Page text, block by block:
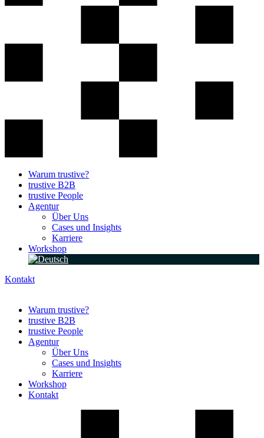
Warum trustive?
trustive B2B
trustive People
Agentur
Über Uns
Cases und Insights
Karriere
Workshop
Kontakt
Warum trustive?
trustive B2B
trustive People
Agentur
Über Uns
Cases und Insights
Karriere
Workshop
Kontakt